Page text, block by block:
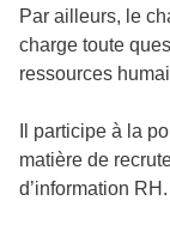
Par ailleurs, le
charge toute
ressources
Il participe à la
matière de
d’information RH.